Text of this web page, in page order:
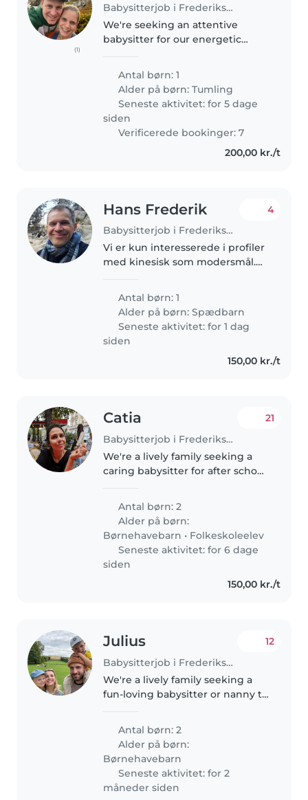
(1)
Babysitterjob i Frederiksberg
We're seeking an attentive
babysitter for our energetic
energy, so we're looking for
someone who enjoys engaging..
Antal børn: 1
Alder på børn:Tumling
Seneste aktivitet: for 5 dage
siden
Verificerede bookinger: 7
200,00 kr./t
Hans Frederik
Babysitterjob i Frederiksberg
4
Vi er kun interesserede i profiler
med kinesisk som modersmål.
profiles whose mother tongue is
Chinese. Dante Valdemar havde
fødselsdag d. 21. Marts 2026..
Antal børn: 1
Alder på børn:Spædbarn
Seneste aktivitet: for 1 dag
siden
150,00 kr./t
Catia
Babysitterjob i Frederiksberg
21
We're a lively family seeking a
caring babysitter for after school
girls, a preschooler and a
gradeschooler. Our kids are
sporty and playful, so someone..
Antal børn: 2
Alder på børn:
Børnehavebarn • Folkeskoleelev
Seneste aktivitet: for 6 dage
siden
150,00 kr./t
Julius
Babysitterjob i Frederiksberg
12
We're a lively family seeking a
fun-loving babysitter or nanny to
preschoolers in our home. Our
kids are full of energy and love
sports, so someone who enjoys..
Antal børn: 2
Alder på børn:
Børnehavebarn
Seneste aktivitet: for 2
måneder siden